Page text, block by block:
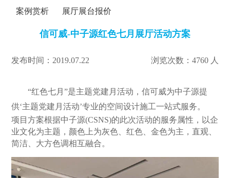
案例赏析 展厅展台报价
信可威-中子源红色七月展厅活动方案
发布时间：2019.07.22 浏览次数：4760 人
“红色七月”是主题党建月活动，信可威为中子源提
供‘主题党建月活动’专业的空间设计施工一站式服务。
项目方案根据中子源(CSNS)的此次活动的服务属性，以企
业文化为主题，颜色上为灰色、红色、金色为主，直观、
简洁、大方色调相互融合。